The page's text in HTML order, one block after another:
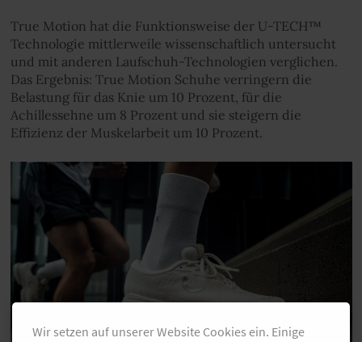
True Motion hat die Funktionsweise der U-TECH™
Technologie mittlerweile wissenschaftlich untersucht
und mit anderen Laufschuh-Technologien verglichen.
Das Ergebnis: True Motion Schuhe verringern die
Belastung für das Knie um 10 Prozent, für die
Achillessehne um 8 Prozent und sie steigern die
Effizienz der Muskelarbeit um 10 Prozent.
Wir setzen auf unserer Website Cookies ein. Einige